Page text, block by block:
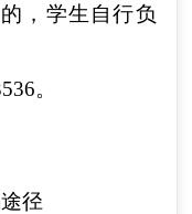
，学生自行负
。
径